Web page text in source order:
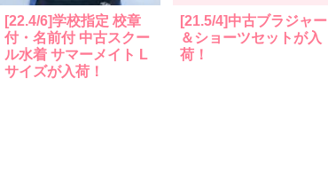
[22.4/6]学校指定 校章
付・名前付 中古スクー
ル水着 サマーメイト L
サイズが入荷！
[21.5/4]中古ブラジャー
＆ショーツセットが入
荷！